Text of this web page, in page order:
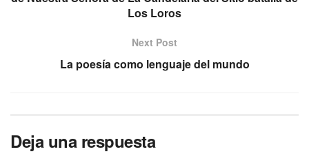
Los Loros
Next Post
La poesía como lenguaje del mundo
Deja una respuesta